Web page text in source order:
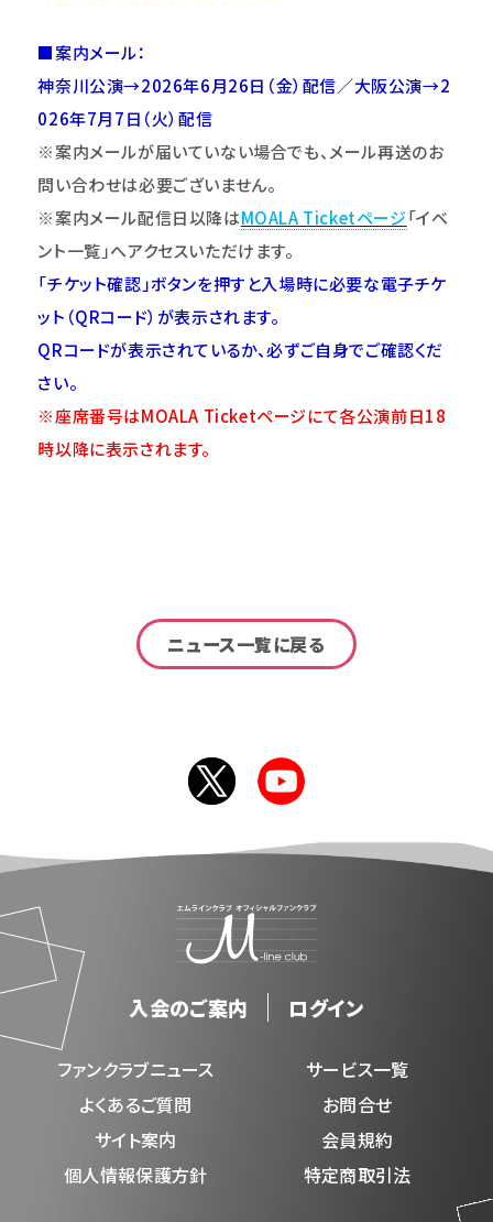
■案内メール：
神奈川公演→2026年6月26日（金）配信／大阪公演→2
026年7月7日（火）配信
※案内メールが届いていない場合でも、メール再送のお
問い合わせは必要ございません。
※案内メール配信日以降はMOALA Ticketページ「イベ
ント一覧」へアクセスいただけます。
「チケット確認」ボタンを押すと入場時に必要な電子チケ
ット（QRコード）が表示されます。
QRコードが表示されているか、必ずご自身でご確認くだ
さい。
※座席番号はMOALA Ticketページにて各公演前日18
時以降に表示されます。
ニュース一覧に戻る
入会のご案内 ログイン
ファンクラブニュース
サービス一覧
よくあるご質問
お問合せ
サイト案内
会員規約
個人情報保護方針
特定商取引法